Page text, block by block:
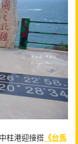
柱港迎接搭 《台馬